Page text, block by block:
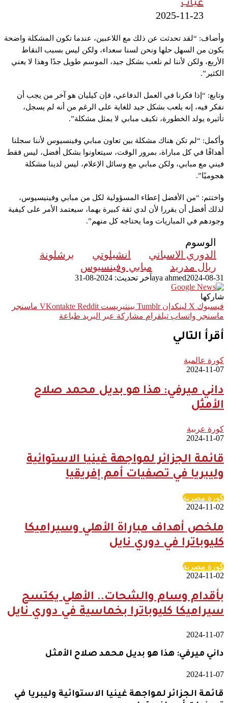
غياب
2025-11-23
وأضاف: “لقد تحدثت عن ذلك مع اللاعبين، عندما تكون المشكلة واضحة
يكون من السهل حلها ونحن لسنا سعداء، ولكن ليس بسبب النقاط
الأربع، ولكن لأننا لم نلعب بشكل جيد، الموسم طويل جدًا وهذا لا يعني
الكثير”.
وتابع: “إذا فكرنا في العمل الدفاعي، فإن كيليان هو آخر من يجب أن
نفكر فيه، إنه يلعب بشكل جيد للغاية على الرغم من أنه لم يسجل،
تأثيره يولد الخطورة، تكيف مبابي لا يمثل مشكلة”.
وأكمل: “لم تكن هناك مشكلة بين تعاون مبابي وفينسيوس لأننا سجلنا
أهدافًا في كل مباراة، بمرور الوقت، سيتعاونوا بشكل أفضل، ليس فقط
فيني مع مبابي، ولكن مبابي مع وسائل الإعلام، ليس لدينا مشكلة
هجوميًا”.
واختتم: “من الأفضل إعطاء المسؤولية لكل من مبابي وفينيسيوس،
لذلك أفضل أن يقررا لأن لدي ثقة كبيرة بهما، سيعتمد الأمر على كيفية
وجودهم في المباريات وما يحتاجه كل منهم”.
الوسوم
الدوري الاسباني
انشيلوتي
برشلونة
ريال مدريد
مبابي وفينسيوس
aya ahmed2024-08-31 آخر تحديث: 2024-08-31
شاركها
فيسبوك ‫X لينكدإن بينتيريست
ماسنجر
ماسنجر واتساب تيلقرام مشاركة عبر البريد طباعة
أقرأ التالي
كورة عالمية
2024-11-07
داني ميرفي: هذا هو بديل محمد صلاح
الأمثل
كورة عربية
2024-11-07
قائمة الجزائر لمواجهة غينيا الاستوائية
وليبريا في تصفيات أمم إفريقيا
كورة مصرية
2024-11-02
ملخص أهداف مباراة الأهلي وسيراميكا
كليوباترا في دوري نايل
كورة مصرية
2024-11-02
بأقدام وسام والشحات.. الأهلي يكتسح
سيراميكا كليوباترا بخماسية في دوري نايل
2024-11-07
داني ميرفي: هذا هو بديل محمد صلاح الأمثل
2024-11-07
قائمة الجزائر لمواجهة غينيا الاستوائية وليبريا في